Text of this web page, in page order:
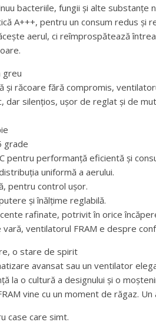
bacteriile, fungii și alte substanțe
A+++, pentru un consum redus și
aerul, ci reîmprospătează
greu
și răcoare fără compromis,
dar silențios, ușor de reglat și de
grade
pentru performanță eficientă și
uniformă a aerului.
pentru control ușor.
și înălțime reglabilă.
rafinate, potrivit în orice
ventilatorul FRAM e despre
o stare de spirit
avansat sau un ventilator
la o cultură a designului și o
vine cu un moment de răgaz. Un
case care simt.